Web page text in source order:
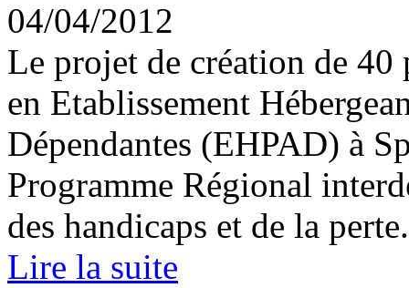
04/04/2012
Le projet de création de 40
en Etablissement
Dépendantes (EHPAD) à
Programme Régional
des handicaps et de la
Lire la suite